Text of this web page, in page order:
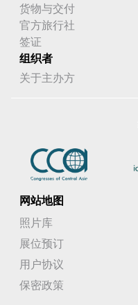
货物与交付
官方旅行社
签证
组织者
关于主办方
网站地图
照片库
展位预订
用户协议
保密政策